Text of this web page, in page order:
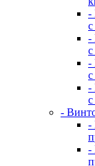
-
-
-
-
-
-
-